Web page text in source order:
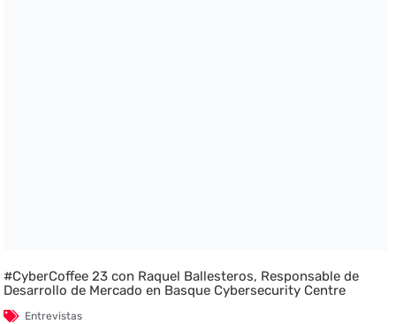
#CyberCoffee 23 con Raquel Ballesteros, Responsable de
Desarrollo de Mercado en Basque Cybersecurity Centre
Entrevistas